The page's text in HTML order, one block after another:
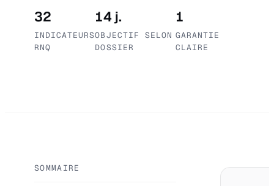
32
INDICATEURS
RNQ
14 j.
OBJECTIF SELON
DOSSIER
1
GARANTIE
CLAIRE
SOMMAIRE